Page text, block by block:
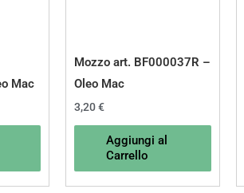
Mac
Mozzo art. BF000037R –
Oleo Mac
3,20€
Aggiungi al
Carrello